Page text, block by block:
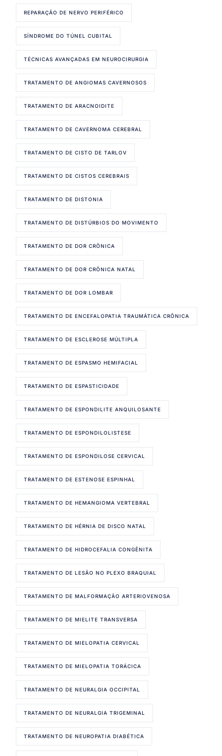
REPARAÇÃO DE NERVO PERIFÉRICO
SÍNDROME DO TÚNEL CUBITAL
TÉCNICAS AVANÇADAS EM NEUROCIRURGIA
TRATAMENTO DE ANGIOMAS CAVERNOSOS
TRATAMENTO DE ARACNOIDITE
TRATAMENTO DE CAVERNOMA CEREBRAL
TRATAMENTO DE CISTO DE TARLOV
TRATAMENTO DE CISTOS CEREBRAIS
TRATAMENTO DE DISTONIA
TRATAMENTO DE DISTÚRBIOS DO MOVIMENTO
TRATAMENTO DE DOR CRÔNICA
TRATAMENTO DE DOR CRÔNICA NATAL
TRATAMENTO DE DOR LOMBAR
TRATAMENTO DE ENCEFALOPATIA TRAUMÁTICA CRÔNICA
TRATAMENTO DE ESCLEROSE MÚLTIPLA
TRATAMENTO DE ESPASMO HEMIFACIAL
TRATAMENTO DE ESPASTICIDADE
TRATAMENTO DE ESPONDILITE ANQUILOSANTE
TRATAMENTO DE ESPONDILOLISTESE
TRATAMENTO DE ESPONDILOSE CERVICAL
TRATAMENTO DE ESTENOSE ESPINHAL
TRATAMENTO DE HEMANGIOMA VERTEBRAL
TRATAMENTO DE HÉRNIA DE DISCO NATAL
TRATAMENTO DE HIDROCEFALIA CONGÊNITA
TRATAMENTO DE LESÃO NO PLEXO BRAQUIAL
TRATAMENTO DE MALFORMAÇÃO ARTERIOVENOSA
TRATAMENTO DE MIELITE TRANSVERSA
TRATAMENTO DE MIELOPATIA CERVICAL
TRATAMENTO DE MIELOPATIA TORÁCICA
TRATAMENTO DE NEURALGIA OCCIPITAL
TRATAMENTO DE NEURALGIA TRIGEMINAL
TRATAMENTO DE NEUROPATIA DIABÉTICA